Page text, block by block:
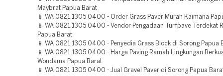
Maybrat Papua Barat
📱 WA 0821 1305 0400 - Order Grass Paver Murah Kaimana
📱 WA 0821 1305 0400 - Vendor Pengadaan Turfpave Terdekat
Papua Barat
📱 WA 0821 1305 0400 - Penyedia Grass Block di Sorong Papua
📱 WA 0821 1305 0400 - Harga Paving Ramah Lingkungan
Wondama Papua Barat
📱 WA 0821 1305 0400 - Jual Gravel Paver di Sorong Papua